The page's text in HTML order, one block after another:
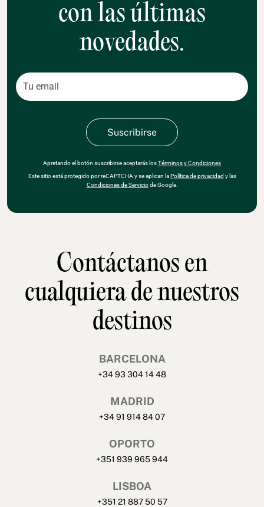
con las últimas
novedades.
Apretando el botón suscribirse aceptarás losTérminos y Condiciones
Este sitio está protegido por reCAPTCHA y se aplican laPolítica de privacidad y las
Condiciones de Serviciode Google.
Contáctanos en
cualquiera de nuestros
destinos
BARCELONA
+34 93 304 14 48
MADRID
+34 91 914 84 07
OPORTO
+351 939 965 944
LISBOA
+351 21 887 50 57